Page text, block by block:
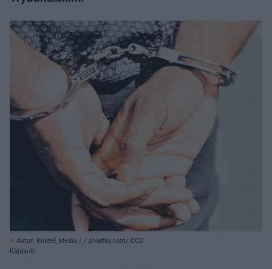
Autor: Kindel_Media / / pixabay.com/ CC0
Kajdanki